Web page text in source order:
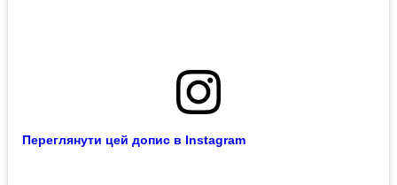
Переглянути цей допис в Instagram